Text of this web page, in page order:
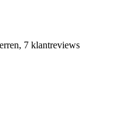
7 klantreviews